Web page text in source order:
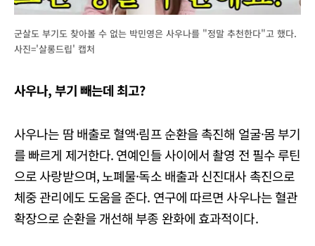
군살도 부기도 찾아볼 수 없는 박민영은 사우나를 "정말 추천한다"고 했다.
사진='살롱드립' 캡처
사우나, 부기 빼는데 최고?
사우나는 땀 배출로 혈액·림프 순환을 촉진해 얼굴·몸 부기
를 빠르게 제거한다. 연예인들 사이에서 촬영 전 필수 루틴
으로 사랑받으며, 노폐물·독소 배출과 신진대사 촉진으로
체중 관리에도 도움을 준다. 연구에 따르면 사우나는 혈관
확장으로 순환을 개선해 부종 완화에 효과적이다.